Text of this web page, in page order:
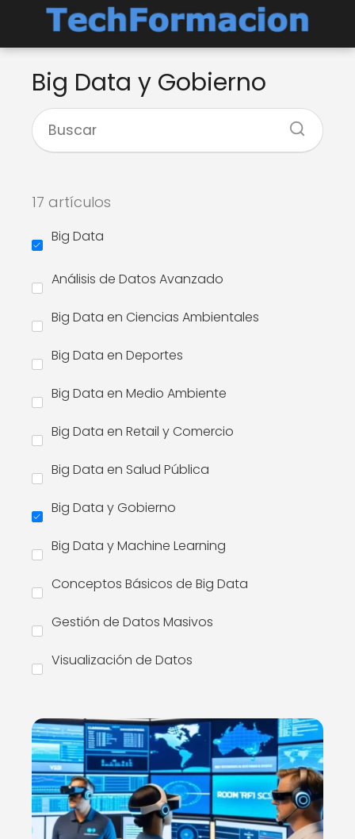
Big Data y Gobierno
17 artículos
Big Data
Análisis de Datos Avanzado
Big Data en Ciencias Ambientales
Big Data en Deportes
Big Data en Medio Ambiente
Big Data en Retail y Comercio
Big Data en Salud Pública
Big Data y Gobierno
Big Data y Machine Learning
Conceptos Básicos de Big Data
Gestión de Datos Masivos
Visualización de Datos